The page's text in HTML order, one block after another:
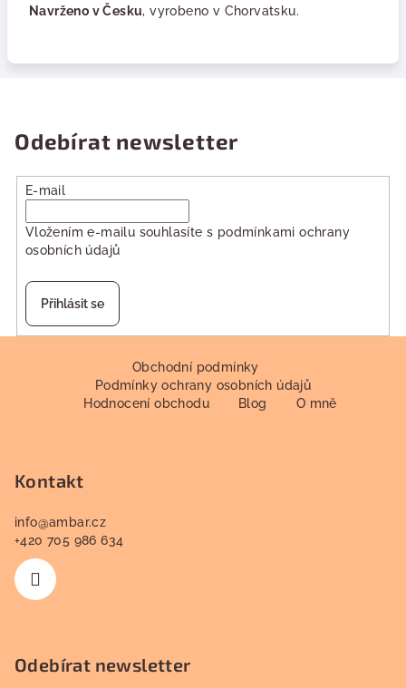
Navrženo v Česku, vyrobeno v Chorvatsku.
Odebírat newsletter
E-mail
Vložením e-mailu souhlasíte s podmínkami ochrany
osobních údajů
Přihlásit se
Obchodní podmínky
Podmínky ochrany osobních údajů
Hodnocení obchodu
Blog O mně
Kontakt
info@ambar.cz
+420 705 986 634
Odebírat newsletter